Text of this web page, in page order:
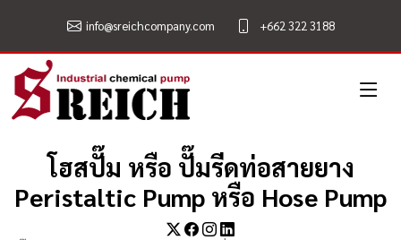
info@sreichcompany.com +662 322 3188
โฮสปั๊ม หรือ ปั๊มรีดท่อสายยาง
Peristaltic Pump หรือ Hose Pump